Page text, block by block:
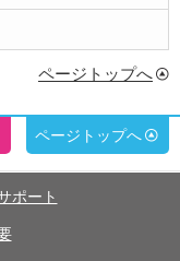
ページトップへ
ページトップへ
ポート